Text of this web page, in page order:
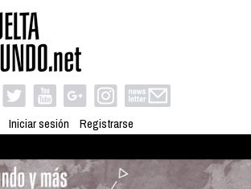
Iniciar sesión Registrarse